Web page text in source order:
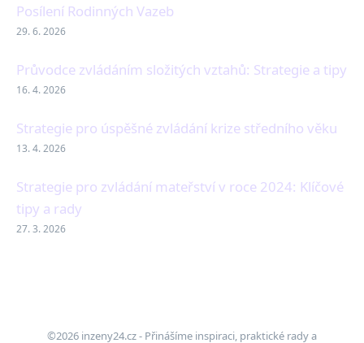
Posílení Rodinných Vazeb
29. 6. 2026
Průvodce zvládáním složitých vztahů: Strategie a tipy
16. 4. 2026
Strategie pro úspěšné zvládání krize středního věku
13. 4. 2026
Strategie pro zvládání mateřství v roce 2024: Klíčové
tipy a rady
27. 3. 2026
©2026 inzeny24.cz - Přinášíme inspiraci, praktické rady a